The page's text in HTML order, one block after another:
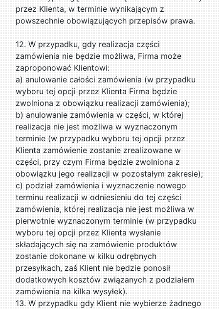
przez Klienta, w terminie wynikającym z
powszechnie obowiązujących przepisów prawa.
12. W przypadku, gdy realizacja części
zamówienia nie będzie możliwa, Firma może
zaproponować Klientowi:
a) anulowanie całości zamówienia (w przypadku
wyboru tej opcji przez Klienta Firma będzie
zwolniona z obowiązku realizacji zamówienia);
b) anulowanie zamówienia w części, w której
realizacja nie jest możliwa w wyznaczonym
terminie (w przypadku wyboru tej opcji przez
Klienta zamówienie zostanie zrealizowane w
części, przy czym Firma będzie zwolniona z
obowiązku jego realizacji w pozostałym zakresie);
c) podział zamówienia i wyznaczenie nowego
terminu realizacji w odniesieniu do tej części
zamówienia, której realizacja nie jest możliwa w
pierwotnie wyznaczonym terminie (w przypadku
wyboru tej opcji przez Klienta wysłanie
składających się na zamówienie produktów
zostanie dokonane w kilku odrębnych
przesyłkach, zaś Klient nie będzie ponosił
dodatkowych kosztów związanych z podziałem
zamówienia na kilka wysyłek).
13. W przypadku gdy Klient nie wybierze żadnego